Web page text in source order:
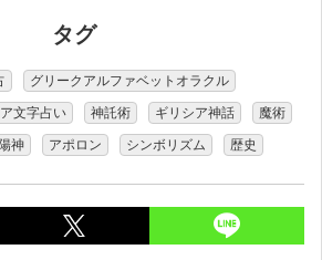
タグ
グリークアルファベットオラクル
文字占い 神託術 ギリシア神話
魔術
神 アポロン シンボリズム 歴史